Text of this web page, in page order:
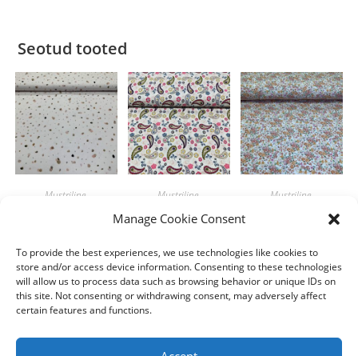
Manage Cookie Consent
To provide the best experiences, we use technologies like cookies to
store and/or access device information. Consenting to these technologies
will allow us to process data such as browsing behavior or unique IDs on
this site. Not consenting or withdrawing consent, may adversely affect
certain features and functions.
Seotud tooted
Mustriline,
8.00€ /m
Lisa korvi
Mustriline,
Cashmere ecru
10.90€ /m
Lisa korvi
Mustriline
Maagilised lilled
8.00€ /m